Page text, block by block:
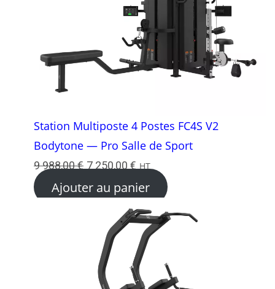
Station Multiposte 4 Postes FC4S V2
Bodytone — Pro Salle de Sport
9 988,00€ Le
prix
était :
988,00 €.
7 250,00 € Le
prix
est :
7
250,00 €.
HT
Ajouter au panier